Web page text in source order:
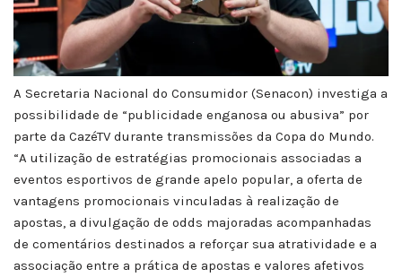
A Secretaria Nacional do Consumidor (Senacon) investiga a
possibilidade de “publicidade enganosa ou abusiva” por
parte da CazéTV durante transmissões da Copa do Mundo.
“A utilização de estratégias promocionais associadas a
eventos esportivos de grande apelo popular, a oferta de
vantagens promocionais vinculadas à realização de
apostas, a divulgação de odds majoradas acompanhadas
de comentários destinados a reforçar sua atratividade e a
associação entre a prática de apostas e valores afetivos